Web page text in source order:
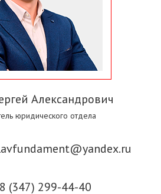
Александрович
юридического отдела
8 (347) 299-44-40